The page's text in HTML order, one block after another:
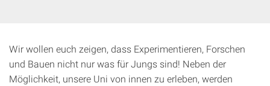
Wir wollen euch zeigen, dass Experimentieren, Forschen
und Bauen nicht nur was für Jungs sind! Neben der
Möglichkeit, unsere Uni von innen zu erleben, werden